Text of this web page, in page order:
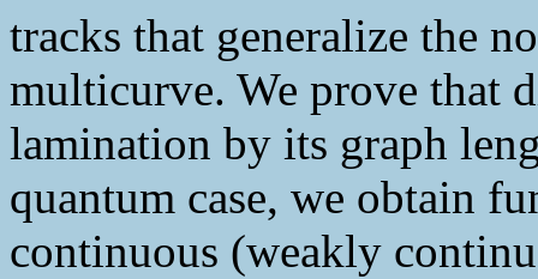
tracks that generalize the
multicurve. We prove that
lamination by its graph
quantum case, we obtain
continuous (weakly